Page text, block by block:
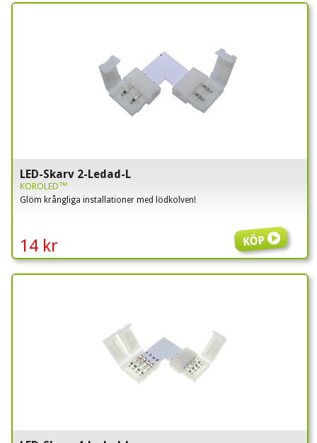
LED-Skarv 2-Ledad-L
14 kr
KOROLED™
Glöm krångliga installationer med lödkolven!
Köp